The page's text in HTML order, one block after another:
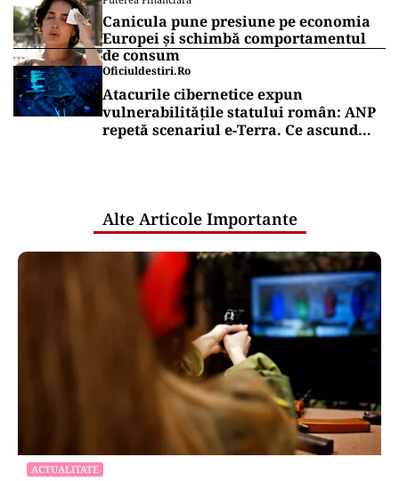
Canicula pune presiune pe economia
Europei și schimbă comportamentul
de consum
Oficiuldestiri.ro
Atacurile cibernetice expun
vulnerabilitățile statului român: ANP
repetă scenariul e‑Terra. Ce ascund
Alte Articole Importante
ACTUALITATE